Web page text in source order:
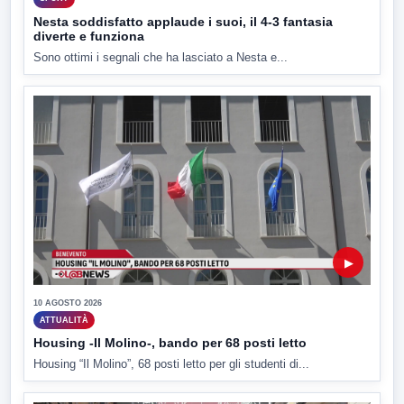
Nesta soddisfatto applaude i suoi, il 4-3 fantasia
diverte e funziona
Sono ottimi i segnali che ha lasciato a Nesta e...
▶
10 AGOSTO 2026
ATTUALITÀ
Housing -Il Molino-, bando per 68 posti letto
Housing “Il Molino”, 68 posti letto per gli studenti di...